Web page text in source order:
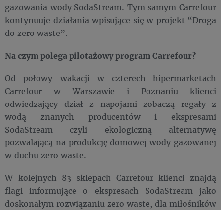
gazowania wody SodaStream. Tym samym Carrefour
kontynuuje działania wpisujące się w projekt “Droga
do zero waste”.
Na czym polega pilotażowy program Carrefour?
Od połowy wakacji w czterech hipermarketach
Carrefour w Warszawie i Poznaniu klienci
odwiedzający dział z napojami zobaczą regały z
wodą znanych producentów i ekspresami
SodaStream czyli ekologiczną alternatywę
pozwalającą na produkcję domowej wody gazowanej
w duchu zero waste.
W kolejnych 83 sklepach Carrefour klienci znajdą
flagi informujące o ekspresach SodaStream jako
doskonałym rozwiązaniu zero waste, dla miłośników